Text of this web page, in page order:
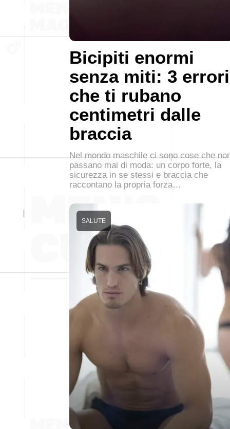
Bicipiti enormi
senza miti: 3 errori
che ti rubano
centimetri dalle
braccia
Nel mondo maschile ci sono cose che
passano mai di moda: un corpo forte, la
sicurezza in se stessi e braccia che
raccontano la propria forza…
SALUTE